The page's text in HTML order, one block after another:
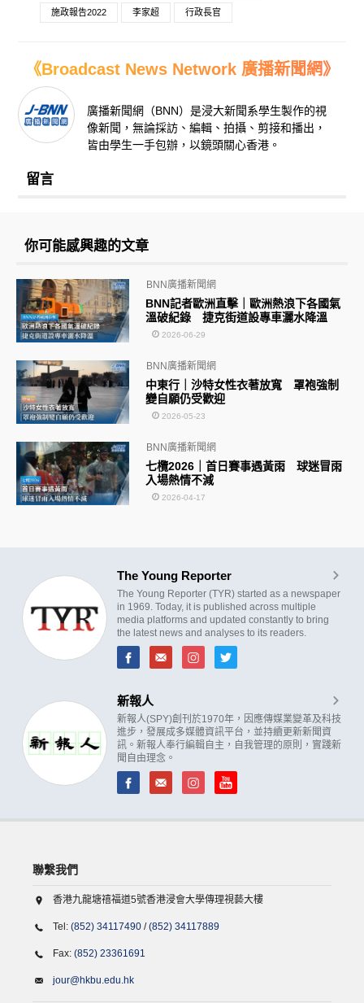
施政報告2022 李家超 行政長官
《Broadcast News Network 廣播新聞網》
廣播新聞網（BNN）是浸大新聞系學生製作的視
像新聞，無論採訪、編輯、拍攝、剪接和播出，
皆由學生一手包辦，以鏡頭關心香港。
留言
你可能感興趣的文章
BNN記者歐洲直擊｜歐洲熱浪下各國氣
溫破紀錄 捷克街道設專車灑水降溫
BNN廣播新聞網
2026-06-29
中東行｜沙特女性衣著放寬 罩袍強制
變自願仍受歡迎
BNN廣播新聞網
2026-05-23
七欖2026｜首日賽事遇黃雨 球迷冒雨
入場熱情不減
BNN廣播新聞網
2026-04-17
The Young Reporter
The Young Reporter (TYR) started as a newspaper
in 1969. Today, it is published across multiple
media platforms and updated constantly to bring
the latest news and analyses to its readers.
新報人
新報人(SPY)創刊於1970年，因應傳媒業變革及科技
進步，發展成多媒體資訊平台，並持續更新新聞資
訊。新報人奉行編輯自主，自我管理的原則，實踐新
聞自由理念。
聯繫我們
香港九龍塘禧福道5號香港浸會大學傳理視藝大樓
Tel: (852) 34117490 /(852) 34117889
Fax: (852) 23361691
jour@hkbu.edu.hk